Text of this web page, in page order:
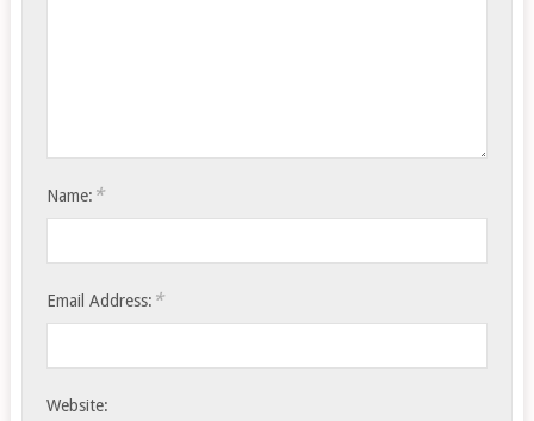
Name: *
Email Address: *
Website: